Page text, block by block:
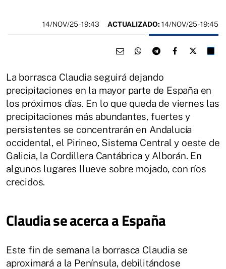
14/NOV/25- 19:43 ACTUALIZADO: 14/NOV/25 - 19:45
La borrasca Claudia seguirá dejando
precipitaciones en la mayor parte de España en
los próximos días. En lo que queda de viernes las
precipitaciones más abundantes, fuertes y
persistentes se concentrarán en Andalucía
occidental, el Pirineo, Sistema Central y oeste de
Galicia, la Cordillera Cantábrica y Alborán. En
algunos lugares llueve sobre mojado, con ríos
crecidos.
Claudia se acerca a España
Este fin de semana la borrasca Claudia se
aproximará a la Península, debilitándose